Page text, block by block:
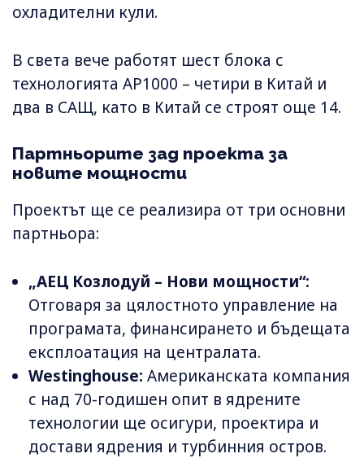
охладителни кули.
В света вече работят шест блока с
технологията AP1000 – четири в Китай и
два в САЩ, като в Китай се строят още 14.
Партньорите зад проекта за
новите мощности
Проектът ще се реализира от три основни
партньора:
„АЕЦ Козлодуй – Нови мощности“:
Отговаря за цялостното управление на
програмата, финансирането и бъдещата
експлоатация на централата.
Westinghouse: Американската компания
с над 70-годишен опит в ядрените
технологии ще осигури, проектира и
достави ядрения и турбинния остров.